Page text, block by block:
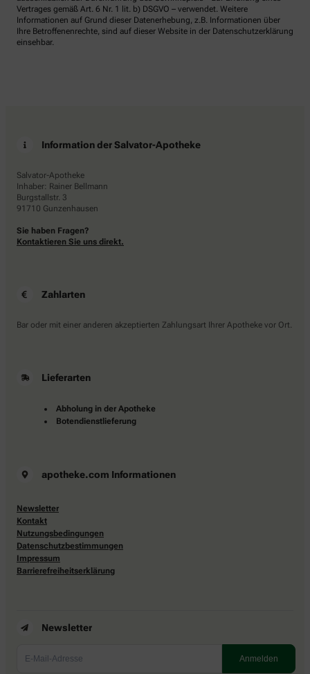
Vertrages gemäß Art. 6 Nr. 1 lit. b) DSGVO – verwendet. Weitere
Informationen auf Grund dieser Datenerhebung, z.B. Informationen über
Ihre Betroffenenrechte, sind auf dieser Website in der Datenschutzerklärung
einsehbar.
Information der Salvator-Apotheke
Salvator-Apotheke
Inhaber: Rainer Bellmann
Burgstallstr. 3
91710 Gunzenhausen
Sie haben Fragen?
Kontaktieren Sie uns direkt.
Zahlarten
Bar oder mit einer anderen akzeptierten Zahlungsart Ihrer Apotheke vor Ort.
Lieferarten
Abholung in der Apotheke
Botendienstlieferung
apotheke.com Informationen
Newsletter
Kontakt
Nutzungsbedingungen
Datenschutzbestimmungen
Impressum
Barrierefreiheitserklärung
Newsletter